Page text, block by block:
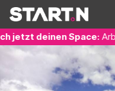
Arbeitsplatz •